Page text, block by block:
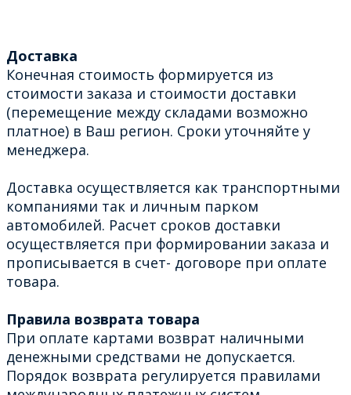
Доставка
Конечная стоимость формируется из
стоимости заказа и стоимости доставки
(перемещение между складами возможно
платное) в Ваш регион. Сроки уточняйте у
менеджера.
Доставка осуществляется как транспортными
компаниями так и личным парком
автомобилей. Расчет сроков доставки
осуществляется при формировании заказа и
прописывается в счет- договоре при оплате
товара.
Правила возврата товара
При оплате картами возврат наличными
денежными средствами не допускается.
Порядок возврата регулируется правилами